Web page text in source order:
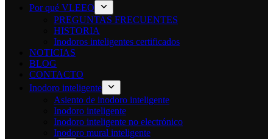
Por qué VLEEO
PREGUNTAS FRECUENTES
HISTORIA
Inodoros inteligentes certificados
NOTICIAS
BLOG
CONTACTO
Inodoro inteligente
Asiento de inodoro inteligente
Inodoro inteligente
Inodoro inteligente no electrónico
Inodoro mural inteligente